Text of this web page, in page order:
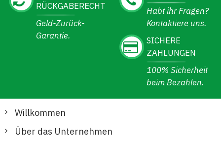
RÜCKGABERECHT
Geld-Zurück-
Garantie.
Habt ihr Fragen?
Kontaktiere uns.
SICHERE
ZAHLUNGEN
100% Sicherheit
beim Bezahlen.
Willkommen
Über das Unternehmen